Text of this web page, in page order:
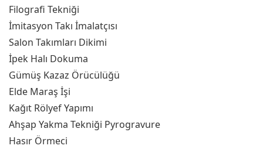
Filografi Tekniği
İmitasyon Takı İmalatçısı
Salon Takımları Dikimi
İpek Halı Dokuma
Gümüş Kazaz Örücülüğü
Elde Maraş İşi
Kağıt Rölyef Yapımı
Ahşap Yakma Tekniği Pyrogravure
Hasır Örmeci